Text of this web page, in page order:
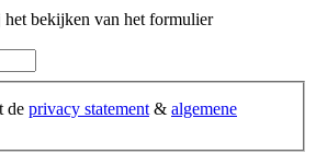
bekijken van het formulier
de privacy statement & algemene